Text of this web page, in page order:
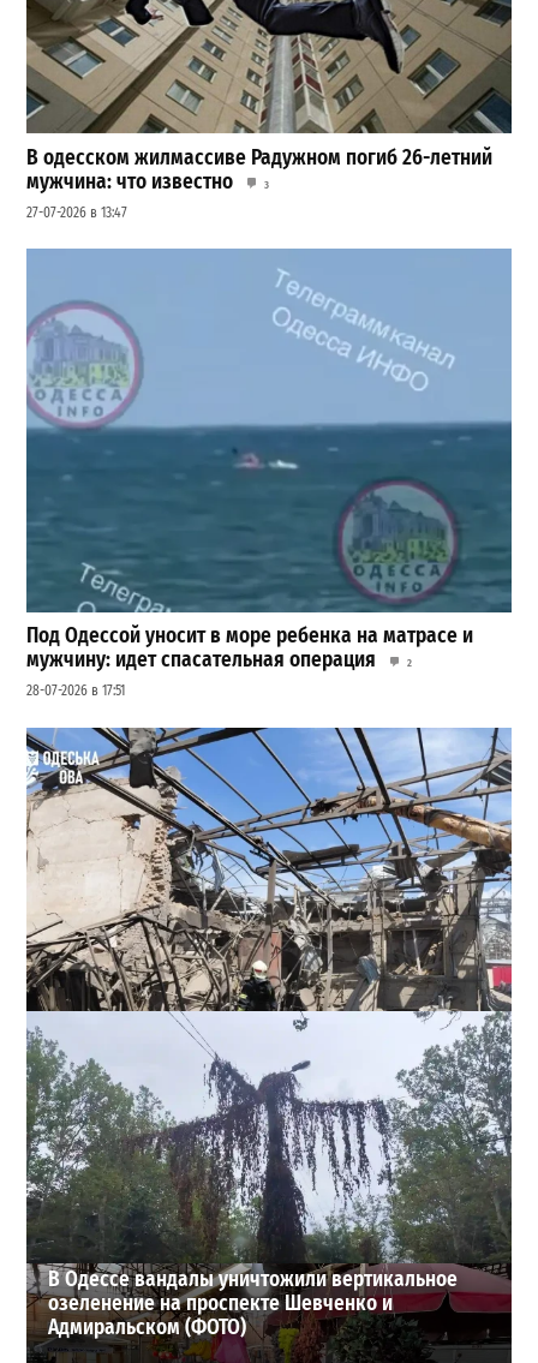
В одесском жилмассиве Радужном погиб 26-летний
мужчина: что известно
3
27-07-2026 в 13:47
Под Одессой уносит в море ребенка на матрасе и
мужчину: идет спасательная операция
2
28-07-2026 в 17:51
В Одессе выросло число пострадавших после атаки
реактивных дронов (фото)
2
24-07-2026 в 14:29
ВИБОР РЕДАКЦИИ
В Одессе вандалы уничтожили вертикальное
озеленение на проспекте Шевченко и
Адмиральском (ФОТО)